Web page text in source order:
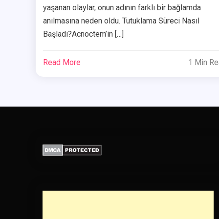
yaşanan olaylar, onun adının farklı bir bağlamda
anılmasına neden oldu. Tutuklama Süreci Nasıl
Başladı?Acnoctem’in […]
Read More 1 Min